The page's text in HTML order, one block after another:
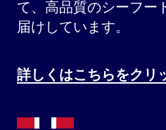
て、高品質のシーフー
届けしています。
詳しくはこちらをクリ